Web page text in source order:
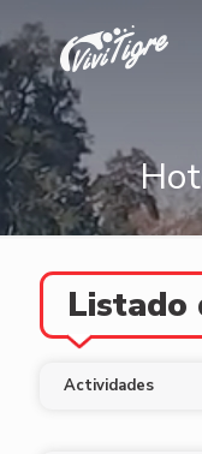
Listado
Actividades